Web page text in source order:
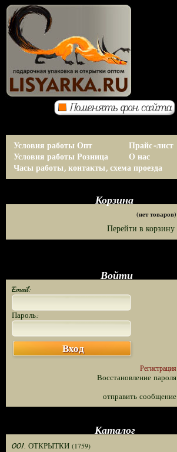
Условия работы Опт
Условия работы Розница
Прайс-лист
О нас
Часы работы, контакты, схема проезда
Корзина
(нет товаров)
Перейти в корзину
Войти
Email:
Пароль:
Вход
Регистрация
Восстановление пароля
отправить сообщение
Каталог
001. ОТКРЫТКИ (1759)